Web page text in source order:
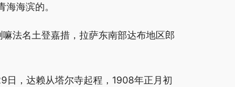
海滨的。
法名土登嘉措，拉萨东南部达布地区郎
日，达赖从塔尔寺起程，1908年正月初